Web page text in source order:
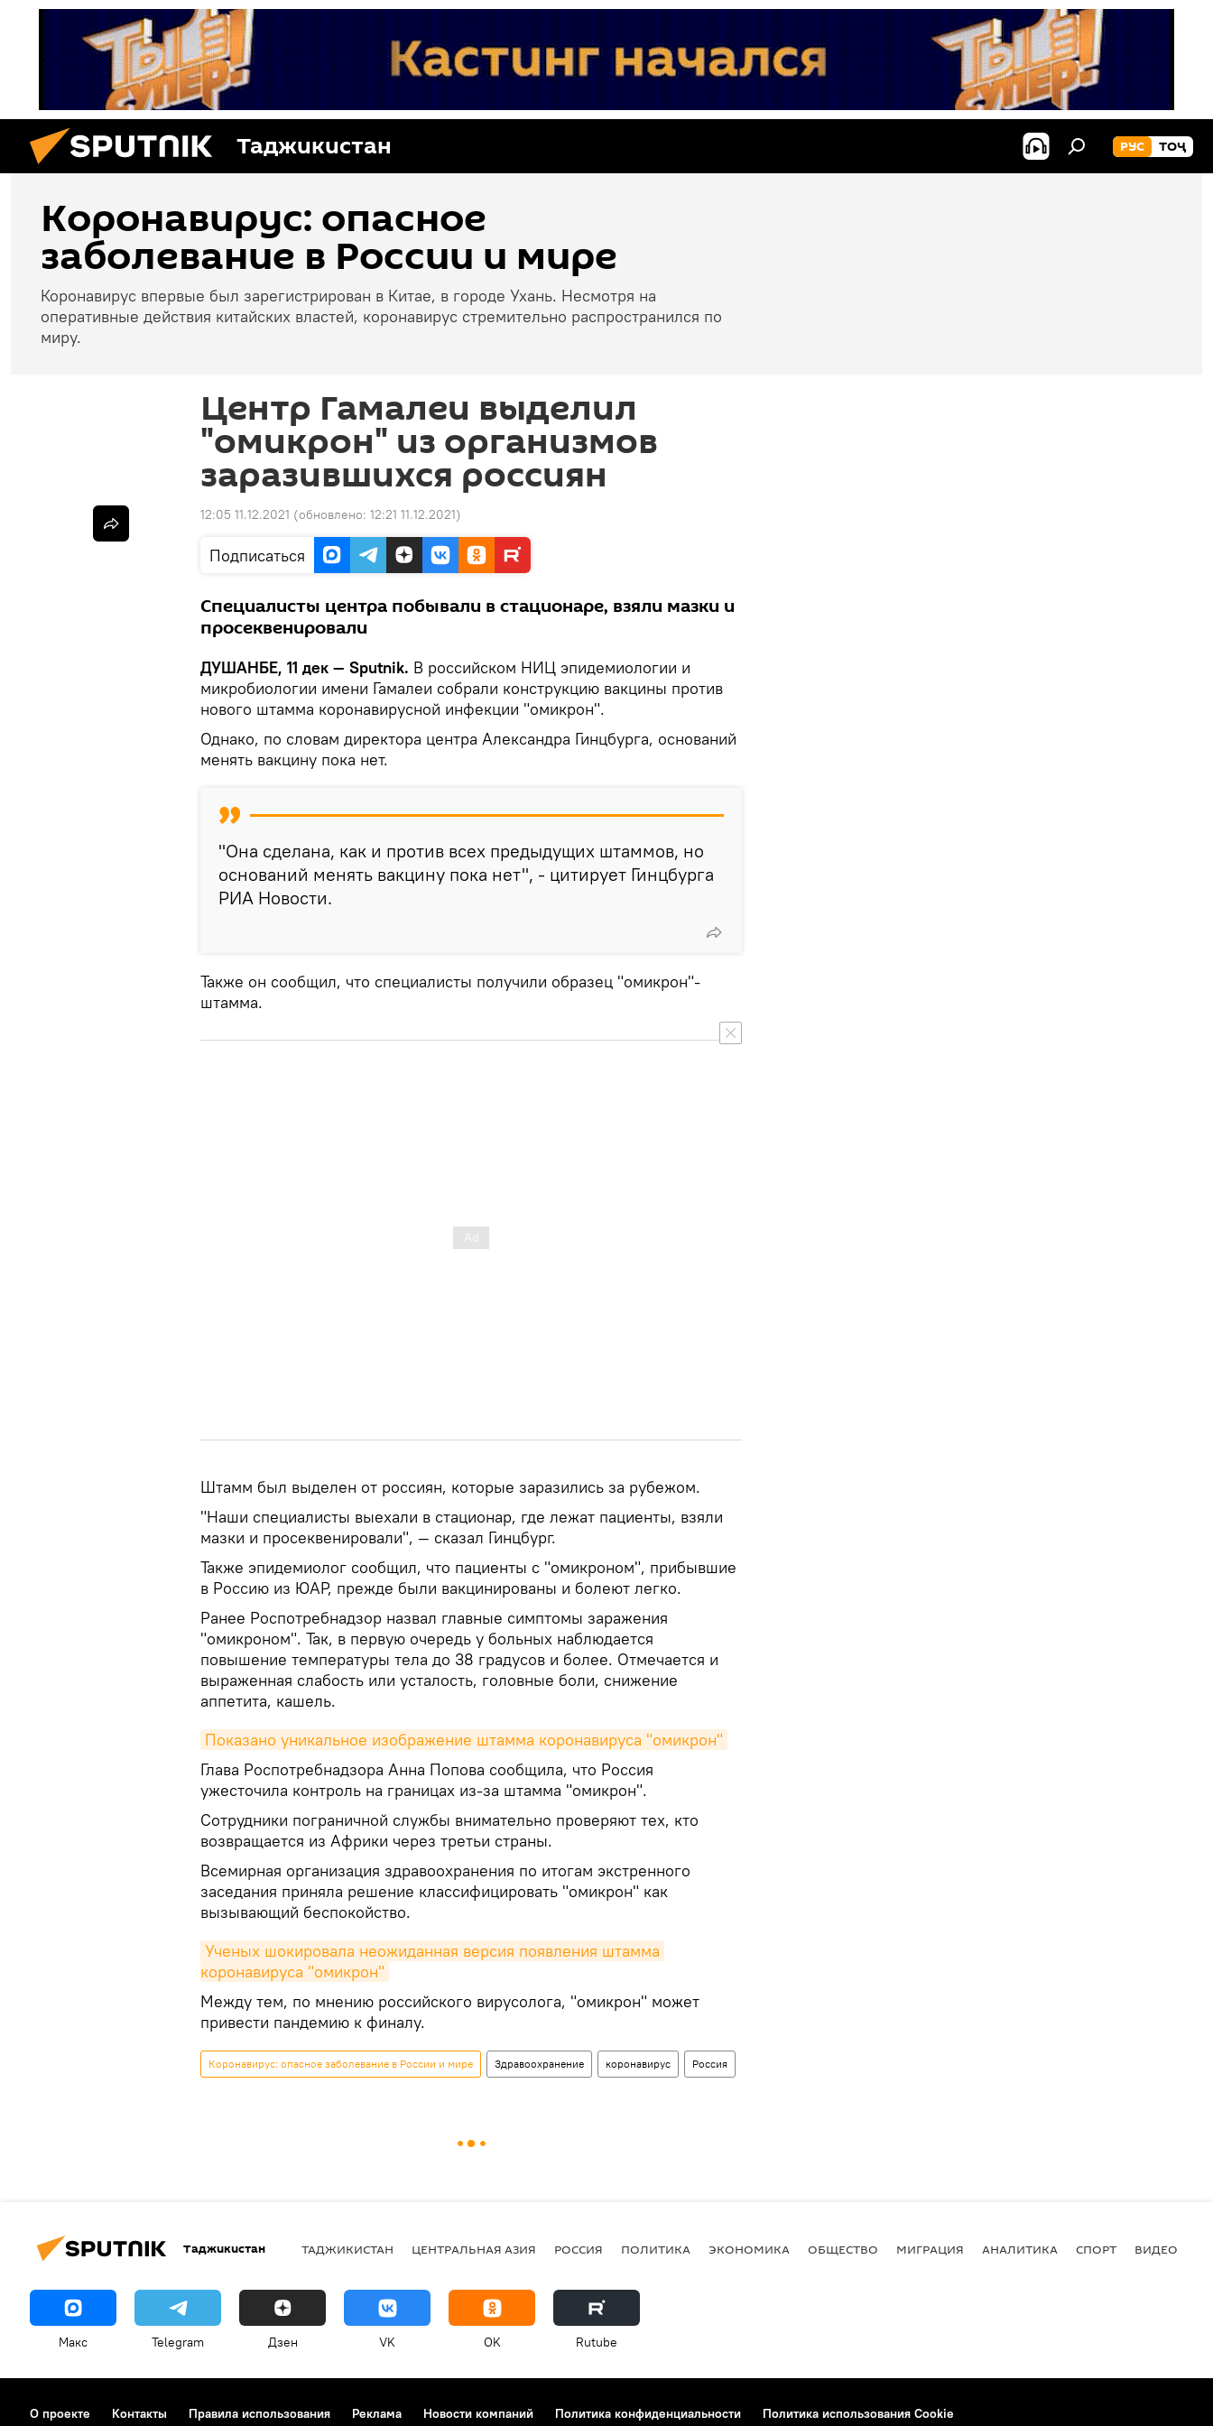
Таджикистан РУС ТОҶ
Коронавирус: опасное
заболевание в России и мире
Коронавирус впервые был зарегистрирован в Китае, в городе Ухань. Несмотря на
оперативные действия китайских властей, коронавирус стремительно распространился по
миру.
Центр Гамалеи выделил
"омикрон" из организмов
заразившихся россиян
12:05 11.12.2021 (обновлено: 12:21 11.12.2021)
Подписаться
Специалисты центра побывали в стационаре, взяли мазки и
просеквенировали
ДУШАНБЕ, 11 дек — Sputnik. В российском НИЦ эпидемиологии и
микробиологии имени Гамалеи собрали конструкцию вакцины против
нового штамма коронавирусной инфекции "омикрон".
Однако, по словам директора центра Александра Гинцбурга, оснований
менять вакцину пока нет.
"Она сделана, как и против всех предыдущих штаммов, но
оснований менять вакцину пока нет", - цитирует Гинцбурга
РИА Новости.
Также он сообщил, что специалисты получили образец "омикрон"-
штамма.
Штамм был выделен от россиян, которые заразились за рубежом.
"Наши специалисты выехали в стационар, где лежат пациенты, взяли
мазки и просеквенировали", — сказал Гинцбург.
Также эпидемиолог сообщил, что пациенты с "омикроном", прибывшие
в Россию из ЮАР, прежде были вакцинированы и болеют легко.
Ранее Роспотребнадзор назвал главные симптомы заражения
"омикроном". Так, в первую очередь у больных наблюдается
повышение температуры тела до 38 градусов и более. Отмечается и
выраженная слабость или усталость, головные боли, снижение
аппетита, кашель.
Показано уникальное изображение штамма коронавируса "омикрон"
Глава Роспотребнадзора Анна Попова сообщила, что Россия
ужесточила контроль на границах из-за штамма "омикрон".
Сотрудники пограничной службы внимательно проверяют тех, кто
возвращается из Африки через третьи страны.
Всемирная организация здравоохранения по итогам экстренного
заседания приняла решение классифицировать "омикрон" как
вызывающий беспокойство.
Ученых шокировала неожиданная версия появления штамма
коронавируса "омикрон"
Между тем, по мнению российского вирусолога, "омикрон" может
привести пандемию к финалу.
Коронавирус: опасное заболевание в России и мире Здравоохранение коронавирус Россия
Таджикистан ТАДЖИКИСТАН ЦЕНТРАЛЬНАЯ АЗИЯ РОССИЯ ПОЛИТИКА ЭКОНОМИКА ОБЩЕСТВО МИГРАЦИЯ АНАЛИТИКА СПОРТ ВИДЕО
Макс Telegram Дзен VK OK Rutube
О проекте Контакты Правила использования Реклама Новости компаний Политика конфиденциальности Политика использования Cookie